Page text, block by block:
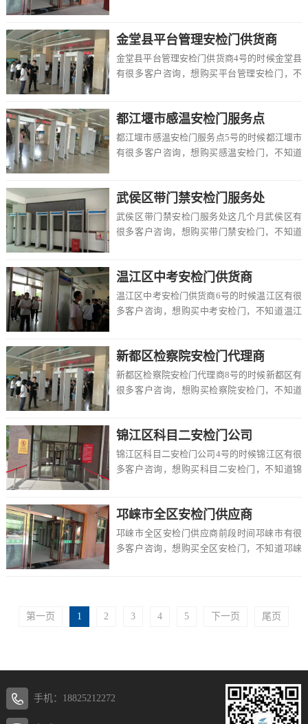
金堂县平台管理安检门供货商
金堂县平台管理安检门供货商4号的时候金堂县
有很多客户咨询，想购买平台管理安检门，不
都江堰市感温安检门服务点
都江堰市感温安检门服务点5号的时候都江堰市
有很多客户咨询，想购买感温安检门，不知道
武侯区带门禁安检门服务处
武侯区带门禁安检门服务处这几个月武侯区有
很多客户咨询，想购买带门禁安检门，不知道
温江区中考安检门供货商
温江区中考安检门供货商6号的时候温江区有很
多客户咨询，想购买中考安检门，不知道温江
新都区检察院安检门代理商
新都区检察院安检门代理商8号的时候新都区有
很多客户咨询，想购买检察院安检门，不知道
锦江区科目二安检门公司
锦江区科目二安检门公司4号的时候锦江区有很
多客户咨询，想购买科目二安检门，不知道锦
邛崃市全区安检门供应商
邛崃市全区安检门供应商前段时间邛崃市有很
多客户咨询，想购买全区安检门，不知道邛崃
第一页 1 2 3 4 5 下一页 尾页
手机：18825212272